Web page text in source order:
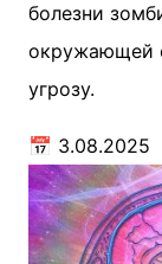
болезни
окружающей
угрозу.
📅 3.08.2025